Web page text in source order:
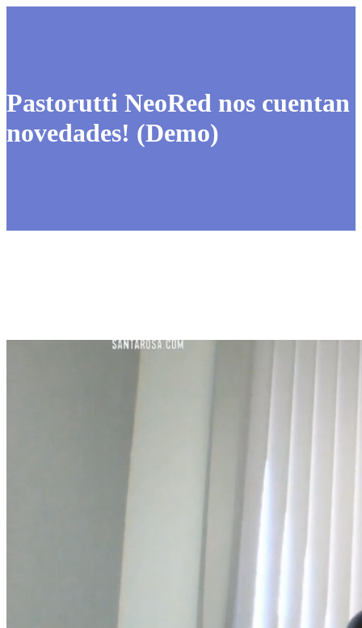
Pastorutti NeoRed nos cuentan
novedades! (Demo)